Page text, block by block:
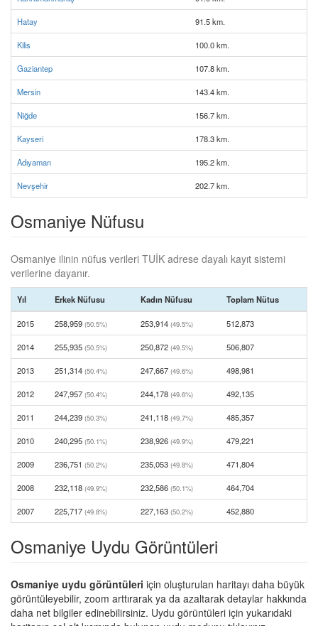
Hatay 91.5 km.
Kilis 100.0 km.
Gaziantep 107.8 km.
Mersin 143.4 km.
Niğde 156.7 km.
Kayseri 178.3 km.
Adıyaman 195.2 km.
Nevşehir 202.7 km.
Osmaniye Nüfusu
Osmaniye ilinin nüfus verileri TUİK adrese dayalı kayıt sistemi
verilerine dayanır.
Yıl Erkek Nüfusu Kadın Nüfusu Toplam Nütus
2015 258,959 (50.5%) 253,914 (49.5%) 512,873
2014 255,935 (50.5%) 250,872 (49.5%) 506,807
2013 251,314 (50.4%) 247,667 (49.6%) 498,981
2012 247,957 (50.4%) 244,178 (49.6%) 492,135
2011 244,239 (50.3%) 241,118 (49.7%) 485,357
2010 240,295 (50.1%) 238,926 (49.9%) 479,221
2009 236,751 (50.2%) 235,053 (49.8%) 471,804
2008 232,118 (49.9%) 232,586 (50.1%) 464,704
2007 225,717 (49.8%) 227,163 (50.2%) 452,880
Osmaniye Uydu Görüntüleri
Osmaniye uydu görüntüleri için oluşturulan haritayı daha büyük
görüntüleyebilir, zoom arttırarak ya da azaltarak detaylar hakkında
daha net bilgiler edinebilirsiniz. Uydu görüntüleri için yukarıdaki